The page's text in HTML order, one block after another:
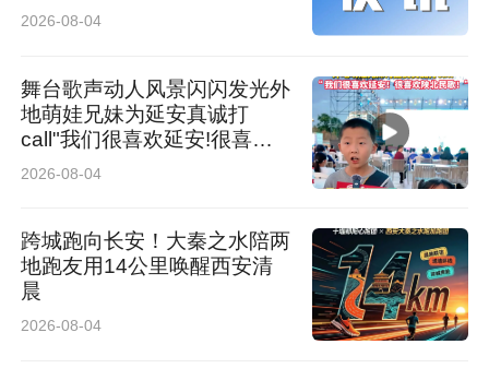
2026-08-04
舞台歌声动人风景闪闪发光外
地萌娃兄妹为延安真诚打
call"我们很喜欢延安!很喜欢
陕北民歌!“
2026-08-04
跨城跑向长安！大秦之水陪两
地跑友用14公里唤醒西安清
晨
2026-08-04